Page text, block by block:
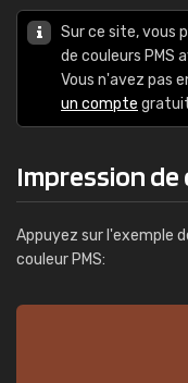
Sur ce site, vous
de couleurs PMS
Vous n'avez pas
un compte
Impression de
Appuyez sur l'exemple
couleur PMS: